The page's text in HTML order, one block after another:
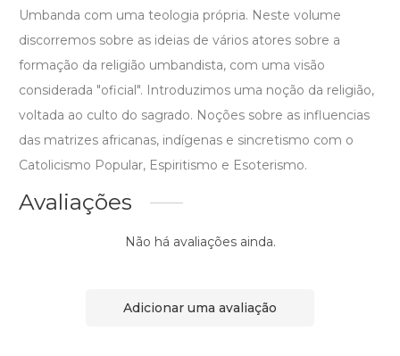
Umbanda com uma teologia própria. Neste volume
discorremos sobre as ideias de vários atores sobre a
formação da religião umbandista, com uma visão
considerada "oficial". Introduzimos uma noção da religião,
voltada ao culto do sagrado. Noções sobre as influencias
das matrizes africanas, indígenas e sincretismo com o
Catolicismo Popular, Espiritismo e Esoterismo.
Avaliações
Não há avaliações ainda.
Adicionar uma avaliação